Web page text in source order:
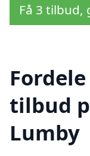
Få 3
tilbud
Lumby